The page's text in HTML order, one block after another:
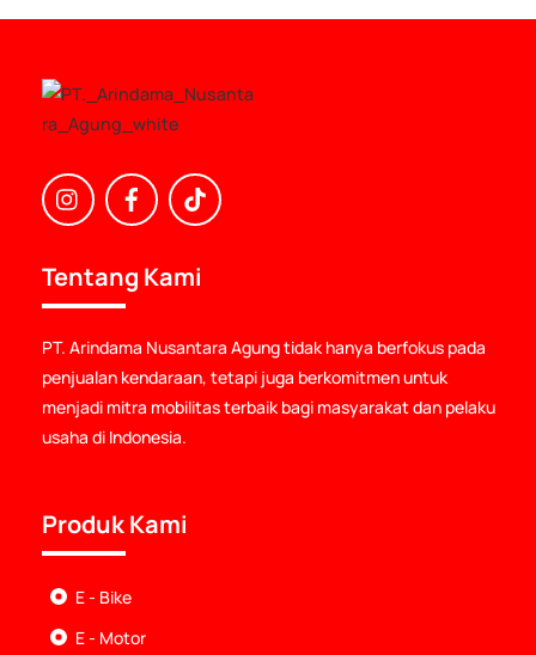
Icon
Icon
Icon
Tentang Kami
PT. Arindama Nusantara Agung tidak hanya berfokus pada
penjualan kendaraan, tetapi juga berkomitmen untuk
menjadi mitra mobilitas terbaik bagi masyarakat dan pelaku
usaha di Indonesia.
Produk Kami
E - Bike
E - Motor